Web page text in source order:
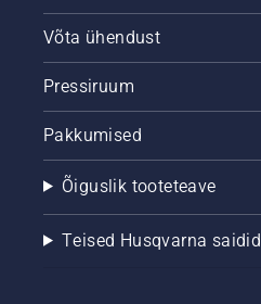
Võta ühendust
Pressiruum
Pakkumised
Õiguslik tooteteave
Teised Husqvarna saidid